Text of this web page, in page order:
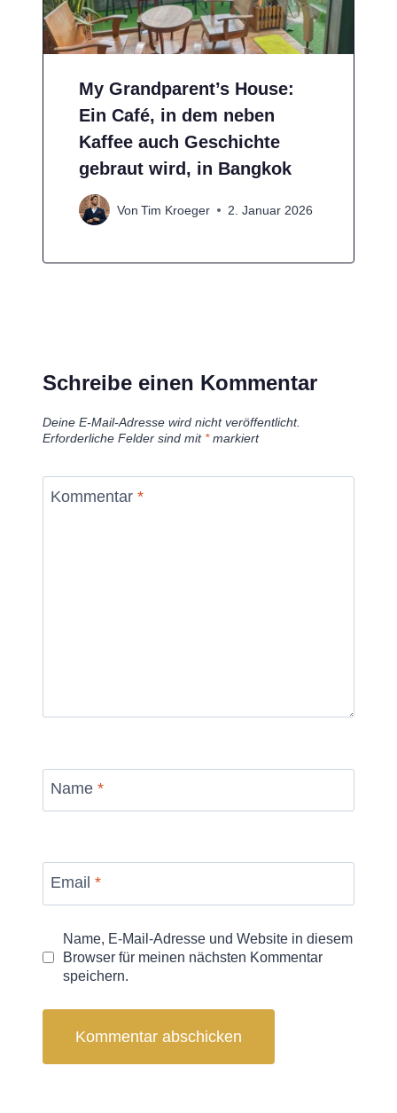
My Grandparent’s House:
Ein Café, in dem neben
Kaffee auch Geschichte
gebraut wird, in Bangkok
Von Tim Kroeger 2. Januar 2026
Schreibe einen Kommentar
Deine E-Mail-Adresse wird nicht veröffentlicht.
Erforderliche Felder sind mit *markiert
Kommentar *
Name *
Email *
Name, E-Mail-Adresse und Website in diesem
Browser für meinen nächsten Kommentar
speichern.